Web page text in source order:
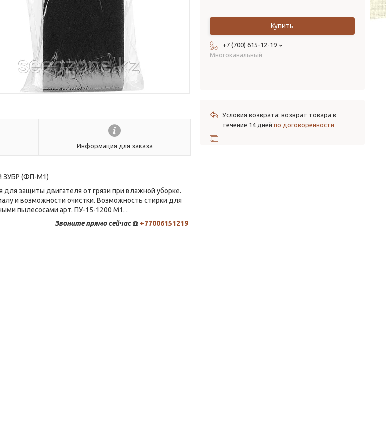
Информация для заказа
ЗУБР (ФП-М1)
защиты двигателя от грязи при влажной уборке.
и возможности очистки. Возможность стирки для
пылесосами арт. ПУ-15-1200 М1. .
Звоните прямо сейчас ☎️ +77006151219
Купить
+7 (700) 615-12-19
Многоканальный
возврат товара в
течение 14 дней по договоренности